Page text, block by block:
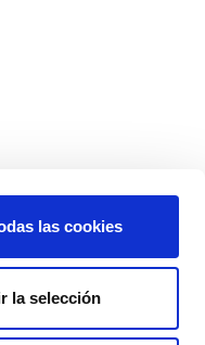
las cookies
la selección